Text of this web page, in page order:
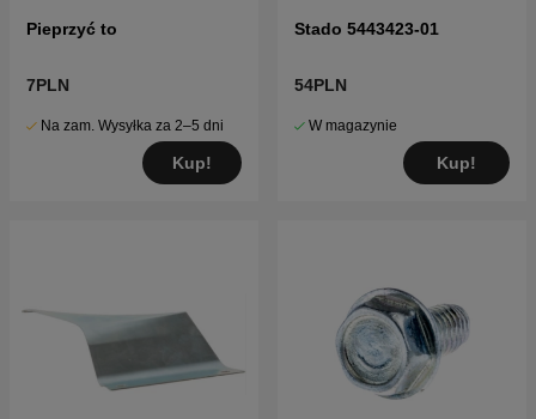
Pieprzyć to
7PLN
Na zam. Wysyłka za 2–5 dni
Kup!
Stado 5443423-01
54PLN
W magazynie
Kup!